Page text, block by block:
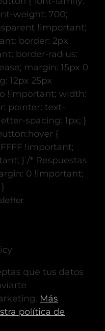
weight: 700;
!important;
border: 2px
border-radius:
margin: 15px 0
12px 25px
!important; width:
pointer; text-
spacing: 1px; }
{
!important;
} /* Respuestas
0 !important;
que tus datos
Más
política de